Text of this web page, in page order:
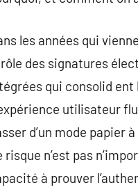
les années qui
des signatures
qui consolid ent
utilisateur
d’un mode
risque n’est pas
à prouver